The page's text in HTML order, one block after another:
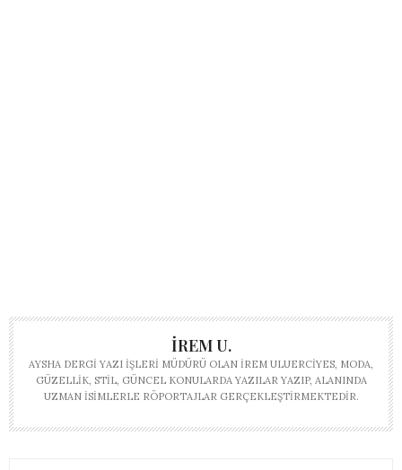
İREM U.
AYSHA DERGI YAZI İŞLERI MÜDÜRÜ OLAN İREM ULUERCIYES, MODA,
GÜZELLIK, STIL, GÜNCEL KONULARDA YAZILAR YAZIP, ALANINDA
UZMAN ISIMLERLE RÖPORTAJLAR GERÇEKLEŞTIRMEKTEDIR.